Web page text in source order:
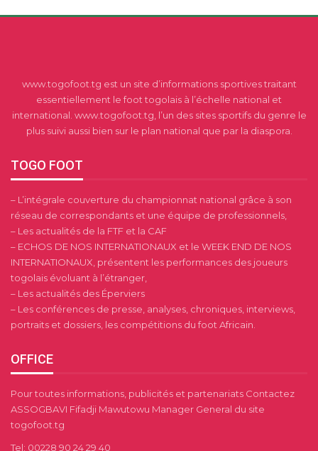
www.togofoot.tg est un site d’informations sportives traitant
essentiellement le foot togolais à l’échelle national et
international. www.togofoot.tg, l’un des sites sportifs du genre le
plus suivi aussi bien sur le plan national que par la diaspora.
TOGO FOOT
– L’intégrale couverture du championnat national grâce à son
réseau de correspondants et une équipe de professionnels,
– Les actualités de la FTF et la CAF
– ECHOS DE NOS INTERNATIONAUX et le WEEK END DE NOS
INTERNATIONAUX, présentent les performances des joueurs
togolais évoluant à l’étranger,
– Les actualités des Éperviers
– Les conférences de presse, analyses, chroniques, interviews,
portraits et dossiers, les compétitions du foot Africain.
OFFICE
Pour toutes informations, publicités et partenariats Contactez
ASSOGBAVI Fifadji Mawutowu Manager General du site
togofoot.tg
Tel: 00228 90 24 29 40